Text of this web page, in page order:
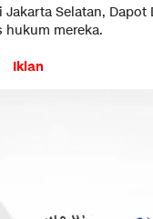
Selatan,
mereka.
Iklan